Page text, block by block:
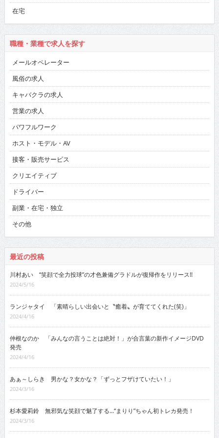
在宅
職種・業種で求人を探す
メールオペレーター
風俗の求人
キャバクラの求人
営業の求人
パワフルワーク
ホスト・モデル・AV
接客・販売サービス
クリエイティブ
ドライバー
副業・在宅・独立
その他
最近の投稿
川村あい “笑顔で全力投球”の才色兼備グラドルが復帰作をリリース!!
2024/5/16
ランジャタイ 「素晴らしい出会いと〝癒着〟が育ててくれた(笑)」
2024/4/16
仲根なのか 「みんなの言うことは絶対！」が合言葉の新作イメージDVD
発売
2024/4/16
あぁ～しらき 男かな？女かな？「ずっとフザけていたい！」
2024/3/16
杉本愛莉鈴 無邪気な笑顔で魅了する…“まりり”ちゃん初トレカ発売！
2024/3/16